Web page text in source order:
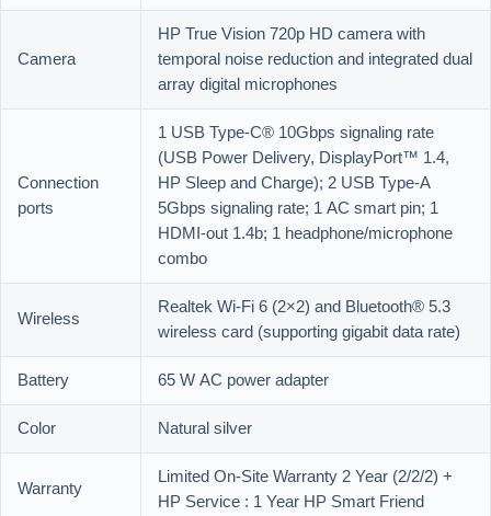
Camera
HP True Vision 720p HD camera with
temporal noise reduction and integrated dual
array digital microphones
Connection
ports
1 USB Type-C® 10Gbps signaling rate
(USB Power Delivery, DisplayPort™ 1.4,
HP Sleep and Charge); 2 USB Type-A
5Gbps signaling rate; 1 AC smart pin; 1
HDMI-out 1.4b; 1 headphone/microphone
combo
Wireless
Realtek Wi-Fi 6 (2×2) and Bluetooth® 5.3
wireless card (supporting gigabit data rate)
Battery
65 W AC power adapter
Color
Natural silver
Warranty
Limited On-Site Warranty 2 Year (2/2/2) +
HP Service : 1 Year HP Smart Friend